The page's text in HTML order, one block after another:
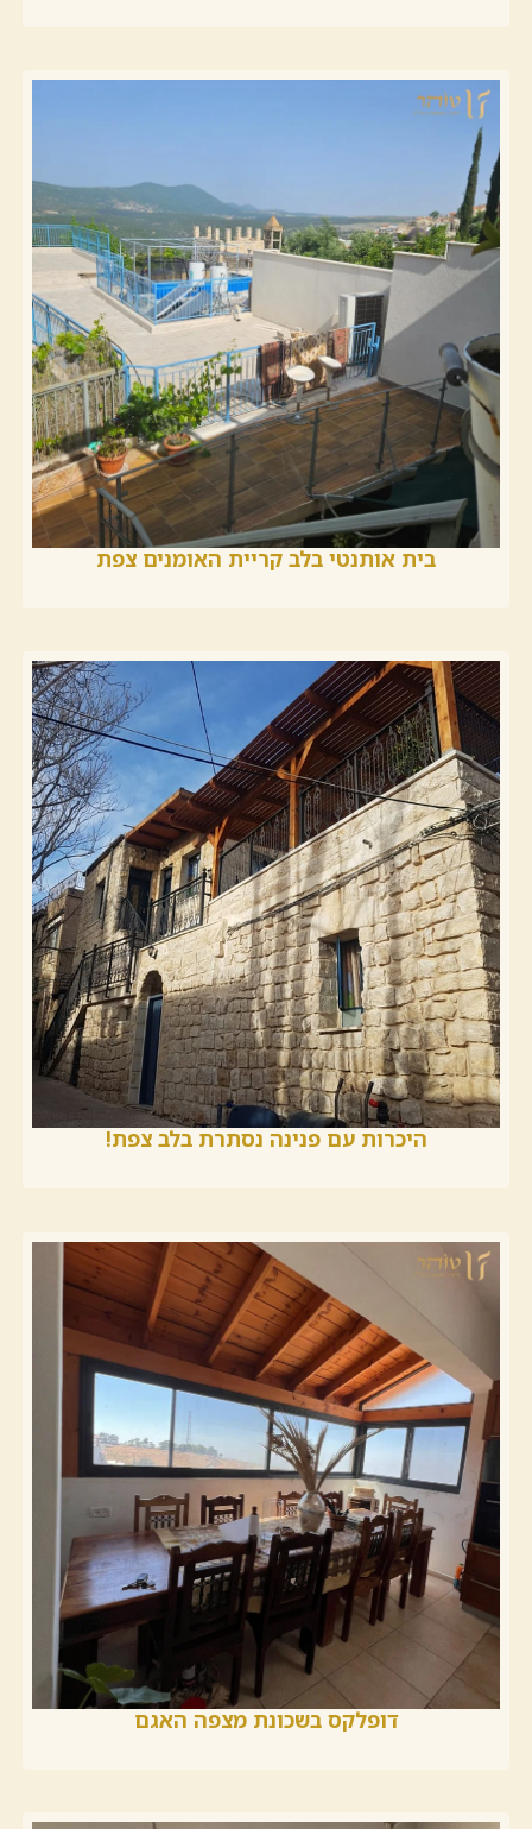
בית אותנטי בלב קריית האומנים צפת
היכרות עם פנינה נסתרת בלב צפת!
דופלקס בשכונת מצפה האגם